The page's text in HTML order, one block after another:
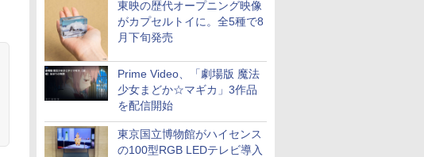
東映の歴代オープニング映像
がカプセルトイに。全5種で8
月下旬発売
Prime Video、「劇場版 魔法
少女まどか☆マギカ」3作品
を配信開始
東京国立博物館がハイセンス
の100型RGB LEDテレビ導入